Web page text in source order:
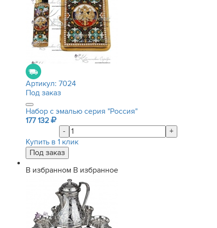
Артикул: 7024
Под заказ
Набор с эмалью серия "Россия"
177 132
-
+
Купить в 1 клик
В избранном В избранное